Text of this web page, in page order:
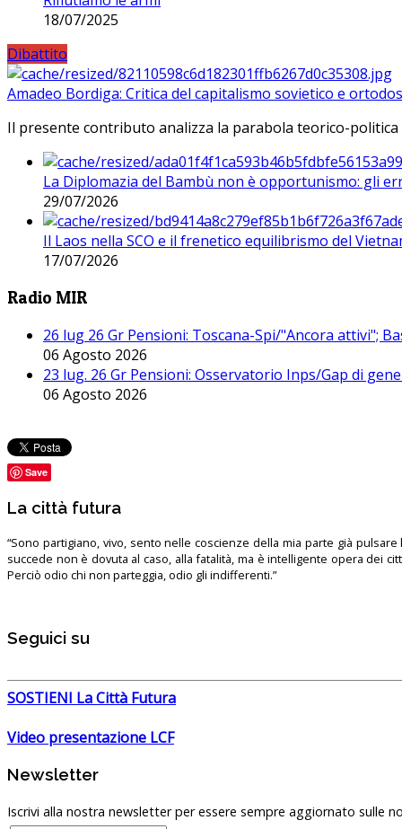
18/07/2025
Dibattito
Amadeo Bordiga: Critica del capitalismo sovietico e
Il presente contributo analizza la parabola teorico-
La Diplomazia del Bambù non è opportunismo: gli
29/07/2026
Il Laos nella SCO e il frenetico equilibrismo del
17/07/2026
Radio MIR
26 lug 26 Gr Pensioni: Toscana-Spi/"Ancora attivi";
06 Agosto 2026
23 lug. 26 Gr Pensioni: Osservatorio Inps/Gap di
06 Agosto 2026
Save
La città futura
“Sono partigiano, vivo, sento nelle coscienze della mia parte già pulsare
succede non è dovuta al caso, alla fatalità, ma è intelligente opera dei
Perciò odio chi non parteggia, odio gli indifferenti.”
Seguici su
SOSTIENI La Città Futura
Video presentazione LCF
Newsletter
Iscrivi alla nostra newsletter per essere sempre aggiornato sulle